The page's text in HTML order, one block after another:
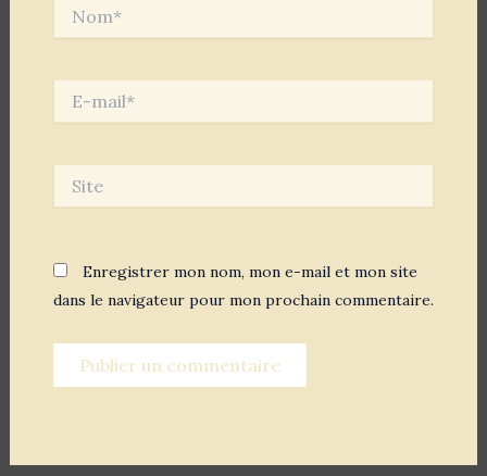
mail*
Enregistrer mon nom, mon e-mail et mon site
dans le navigateur pour mon prochain commentaire.